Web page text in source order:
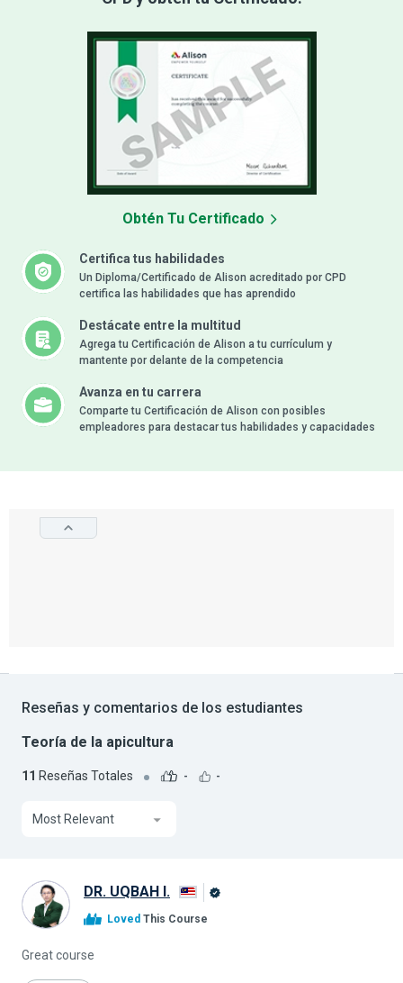
Certifica tus habilidades
Un Diploma/Certificado de Alison acreditado por CPD
certifica las habilidades que has aprendido
Destácate entre la multitud
Agrega tu Certificación de Alison a tu currículum y
mantente por delante de la competencia
Avanza en tu carrera
Comparte tu Certificación de Alison con posibles
empleadores para destacar tus habilidades y capacidades
Obtén Tu Certificado
Reseñas y comentarios de los estudiantes
Teoría de la apicultura
11 Reseñas Totales - -
Most Relevant
DR. UQBAH I.
Loved This Course
Great course